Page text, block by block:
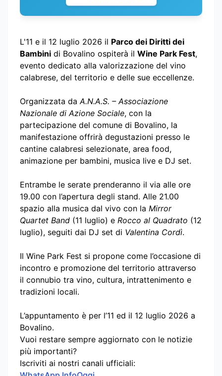
L'11 e il 12 luglio 2026 il Parco dei Diritti dei
Bambini di Bovalino ospiterà il Wine Park Fest,
evento dedicato alla valorizzazione del vino
calabrese, del territorio e delle sue eccellenze.
Organizzata da A.N.A.S. – Associazione
Nazionale di Azione Sociale, con la
partecipazione del comune di Bovalino, la
manifestazione offrirà degustazioni presso le
cantine calabresi selezionate, area food,
animazione per bambini, musica live e DJ set.
Entrambe le serate prenderanno il via alle ore
19.00 con l’apertura degli stand. Alle 21.00
spazio alla musica dal vivo con la Mirror
Quartet Band (11 luglio) e Rocco al Quadrato (12
luglio), seguiti dai DJ set di Valentina Cordì.
Il Wine Park Fest si propone come l’occasione di
incontro e promozione del territorio attraverso
il connubio tra vino, cultura, intrattenimento e
tradizioni locali.
L’appuntamento è per l’11 ed il 12 luglio 2026 a
Bovalino.
Vuoi restare sempre aggiornato con le notizie
più importanti?
Iscriviti ai nostri canali ufficiali: